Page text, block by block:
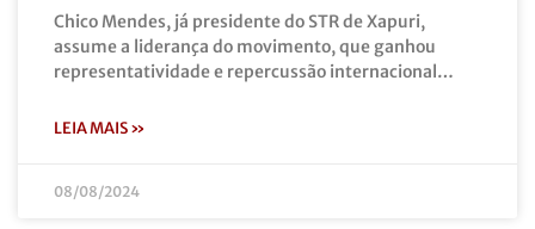
Chico Mendes, já presidente do STR de Xapuri,
assume a liderança do movimento, que ganhou
representatividade e repercussão internacional…
LEIA MAIS »
08/08/2024